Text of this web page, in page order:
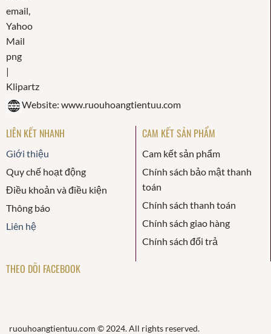
Website: www.ruouhoangtientuu.com
LIÊN KẾT NHANH
Giới thiệu
Quy chế hoạt động
Điều khoản và điều kiện
Thông báo
Liên hệ
CAM KẾT SẢN PHẨM
Cam kết sản phẩm
Chính sách bảo mật thanh
toán
Chính sách thanh toán
Chính sách giao hàng
Chính sách đổi trả
THEO DÕI FACEBOOK
ruouhoangtientuu.com © 2024. All rights reserved.